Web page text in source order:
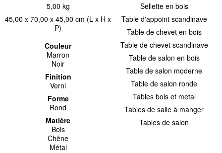
5,00 kg
45,00 x 70,00 x 45,00 cm (L x H x
P)
Couleur
Marron
Noir
Finition
Verni
Forme
Rond
Matière
Bois
Chêne
Métal
Sellette en bois
Table d'appoint scandinave
Table de chevet en bois
Table de chevet scandinave
Table de salon en bois
Table de salon moderne
Table de salon ronde
Tables bois et metal
Tables de salle à manger
Tables de salon